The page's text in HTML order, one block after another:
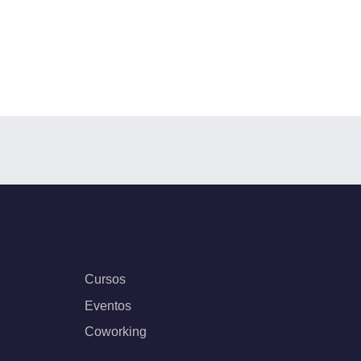
Cursos
Eventos
Coworking